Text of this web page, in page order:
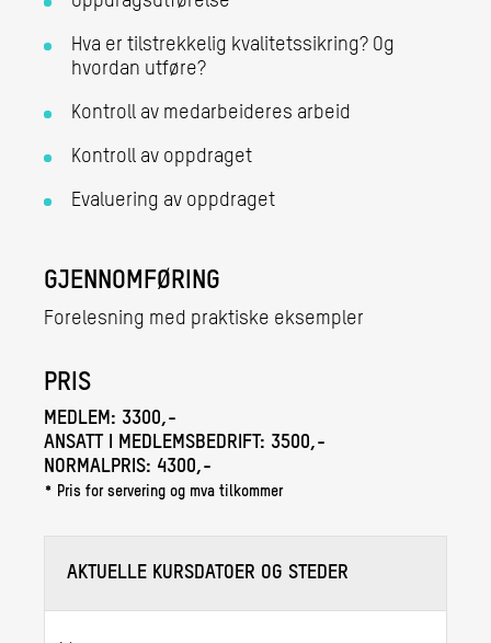
Hva er tilstrekkelig kvalitetssikring? Og
hvordan utføre?
Kontroll av medarbeideres arbeid
Kontroll av oppdraget
Evaluering av oppdraget
GJENNOMFØRING
Forelesning med praktiske eksempler
PRIS
MEDLEM: 3300,-
ANSATT I MEDLEMSBEDRIFT: 3500,-
NORMALPRIS: 4300,-
* Pris for servering og mva tilkommer
AKTUELLE KURSDATOER OG STEDER